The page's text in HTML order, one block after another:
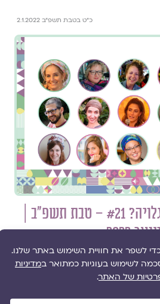
כ"ט בטבת תשפ"ב 2.1.2022
מה חדש במגזין גלויה? #21 – טבת תשפ"ב |
2022
שעלו לקראת חודש טבת תשפ"ב,